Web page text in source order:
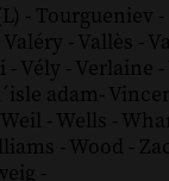
- Tourgueniev -
Valéry - Vallès -
- Vély - Verlaine -
adam-
Weil - Wells -
- Wood -
-